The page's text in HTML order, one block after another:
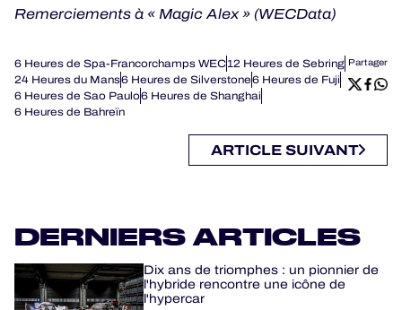
Remerciements à « Magic Alex » (WECData)
6 Heures de Spa-Francorchamps WEC12 Heures de Sebring
24 Heures du Mans6 Heures de Silverstone6 Heures de Fuji
6 Heures de Sao Paulo6 Heures de Shanghai
6 Heures de Bahreïn
Partager
ARTICLE SUIVANT
DERNIERS ARTICLES
Dix ans de triomphes : un pionnier de
l'hybride rencontre une icône de
l'hypercar